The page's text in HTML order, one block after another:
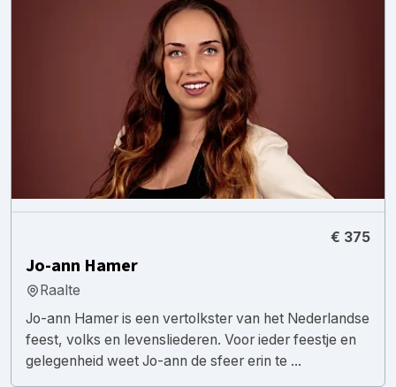
€ 375
Jo-ann Hamer
Raalte
Jo-ann Hamer is een vertolkster van het Nederlandse
feest, volks en levensliederen. Voor ieder feestje en
gelegenheid weet Jo-ann de sfeer erin te ...